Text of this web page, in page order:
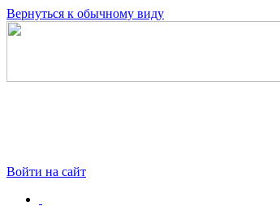
Вернуться к обычному виду
Войти на сайт